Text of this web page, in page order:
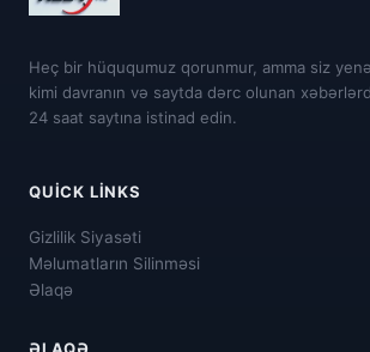
Heç bir hüququmuz qorunmur, amma siz
kimi davranın və saytda dərc olunan
24 saat saytına istinad edin.
QUICK LINKS
Gizlilik Siyasəti
Məlumatların Silinməsi
Əlaqə